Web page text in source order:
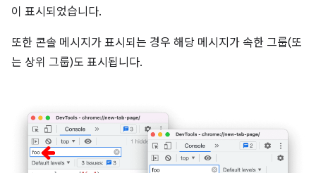
이 표시되었습니다.
또한 콘솔 메시지가 표시되는 경우 해당 메시지가 속한 그룹(또
는 상위 그룹)도 표시됩니다.